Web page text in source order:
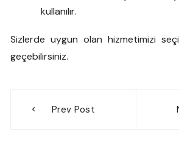
kullanılır.
Sizlerde uygun olan hizmetimizi
geçebilirsiniz.
gezinmesi
Prev Post